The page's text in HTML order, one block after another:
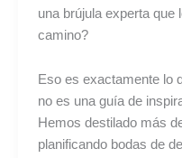
una brújula experta que
camino?
Eso es exactamente lo
no es una guía de
Hemos destilado más
planificando bodas de